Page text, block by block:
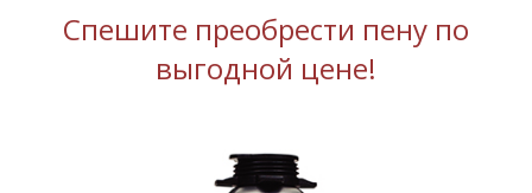
Спешите преобрести пену по
выгодной цене!